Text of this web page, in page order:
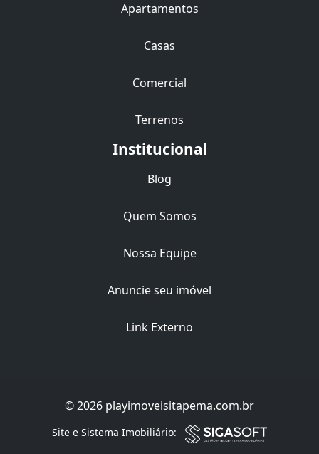
Filtro
Apartamentos
Casas
Comercial
Terrenos
Institucional
Blog
Quem Somos
Nossa Equipe
Anuncie seu imóvel
Link Externo
© 2026 playimoveisitapema.com.br
Site e Sistema Imobiliário: